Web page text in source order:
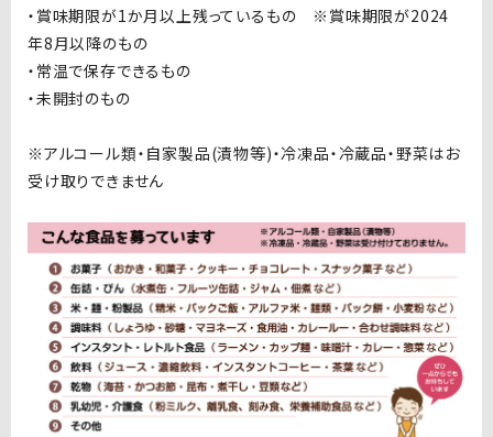
・賞味期限が1か月以上残っているもの ※賞味期限が2024
年8月以降のもの
・常温で保存できるもの
・未開封のもの
※アルコール類・自家製品(漬物等)・冷凍品・冷蔵品・野菜はお
受け取りできません